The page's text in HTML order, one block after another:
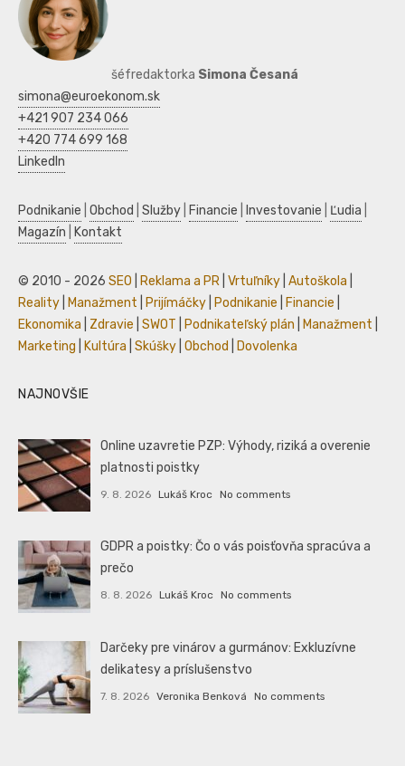
šéfredaktorka Simona Česaná
simona@euroekonom.sk
+421 907 234 066
+420 774 699 168
LinkedIn
Podnikanie Obchod Služby Financie Investovanie Ľudia
Magazín
Kontakt
© 2010 - 2026 SEO Reklama a PR Vrtuľníky Autoškola
Reality
Manažment Prijímáčky Podnikanie Financie
Ekonomika
Zdravie SWOT Podnikateľský plán Manažment
Marketing
Kultúra Skúšky Obchod Dovolenka
NAJNOVŠIE
Online uzavretie PZP: Výhody, riziká a overenie
platnosti poistky
9. 8. 2026 Lukáš Kroc No comments
GDPR a poistky: Čo o vás poisťovňa spracúva a
prečo
8. 8. 2026 Lukáš Kroc No comments
Darčeky pre vinárov a gurmánov: Exkluzívne
delikatesy a príslušenstvo
7. 8. 2026 Veronika Benková No comments